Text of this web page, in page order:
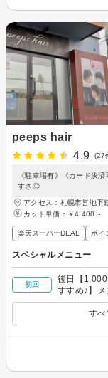
peeps hair
4.9
(27
《駐車場有》《カード決
すさ◎
アクセス：札幌市営地下
カット単価： ￥4,400～
楽天スーパーDEAL ポイ
スペシャルメニュー
初回
後日【
すすめ♪】
す